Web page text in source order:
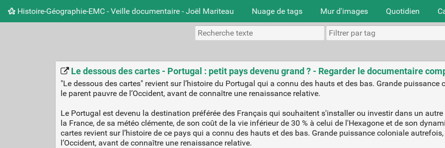
Histoire-Géographie-EMC - Veille documentaire - Joël Mariteau Nuage de tags Mur d'images Quotidien
Le dessous des cartes - Portugal : petit pays devenu grand ? - Regarder le documentaire
"Le dessous des cartes" revient sur l’histoire du Portugal qui a connu des hauts et des bas. Grande
le parent pauvre de l’Occident, avant de connaître une renaissance relative.
Le Portugal est devenu la destination préférée des Français qui souhaitent s'installer ou investir dans un
la France, de sa météo clémente, de son coût de la vie inférieur de 30 % à celui de l'Hexagone et de son
cartes revient sur l’histoire de ce pays qui a connu des hauts et des bas. Grande puissance coloniale
l’Occident, avant de connaître une renaissance relative.